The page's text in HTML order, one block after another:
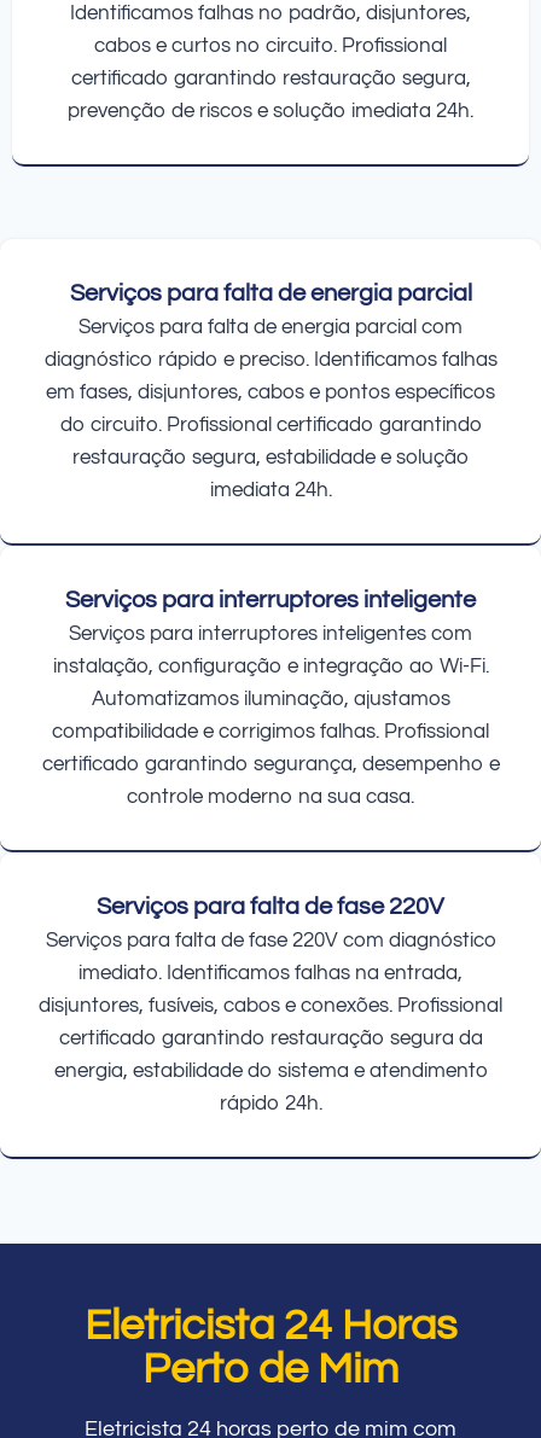
Identificamos falhas no padrão, disjuntores,
cabos e curtos no circuito. Profissional
certificado garantindo restauração segura,
prevenção de riscos e solução imediata 24h.
Serviços para falta de energia parcial
Serviços para falta de energia parcial com
diagnóstico rápido e preciso. Identificamos falhas
em fases, disjuntores, cabos e pontos específicos
do circuito. Profissional certificado garantindo
restauração segura, estabilidade e solução
imediata 24h.
Serviços para interruptores inteligente
Serviços para interruptores inteligentes com
instalação, configuração e integração ao Wi-Fi.
Automatizamos iluminação, ajustamos
compatibilidade e corrigimos falhas. Profissional
certificado garantindo segurança, desempenho e
controle moderno na sua casa.
Serviços para falta de fase 220V
Serviços para falta de fase 220V com diagnóstico
imediato. Identificamos falhas na entrada,
disjuntores, fusíveis, cabos e conexões. Profissional
certificado garantindo restauração segura da
energia, estabilidade do sistema e atendimento
rápido 24h.
Eletricista 24 Horas
Perto de Mim
Eletricista 24 horas perto de mim com